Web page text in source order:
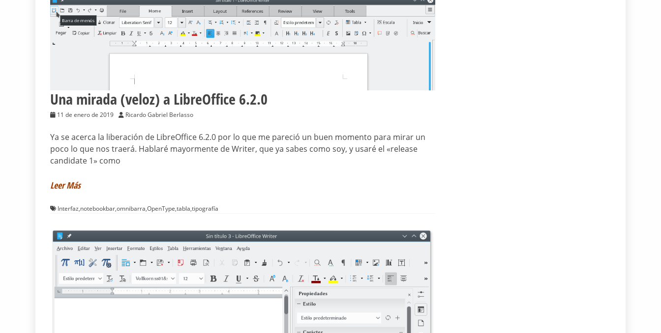
Una mirada (veloz) a LibreOffice 6.2.0
11 de enero de 2019 Ricardo Gabriel Berlasso
Ya se acerca la liberación de LibreOffice 6.2.0 por lo que me pareció un buen momento para mirar un
poco lo que nos traerá. Hablaré mayormente de Writer, que ya sabes como soy, y usaré el «release
candidate 1» como
Leer Más
Interfaz,notebookbar,omnibarra,OpenType,tabla,tipografía